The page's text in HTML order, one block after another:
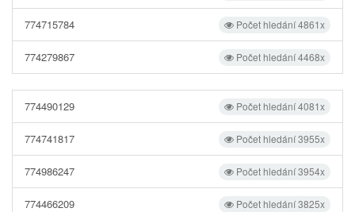
Počet hledání 4861x
774715784
Počet hledání 4468x
774279867
Počet hledání 4081x
774490129
Počet hledání 3955x
774741817
Počet hledání 3954x
774986247
Počet hledání 3825x
774466209